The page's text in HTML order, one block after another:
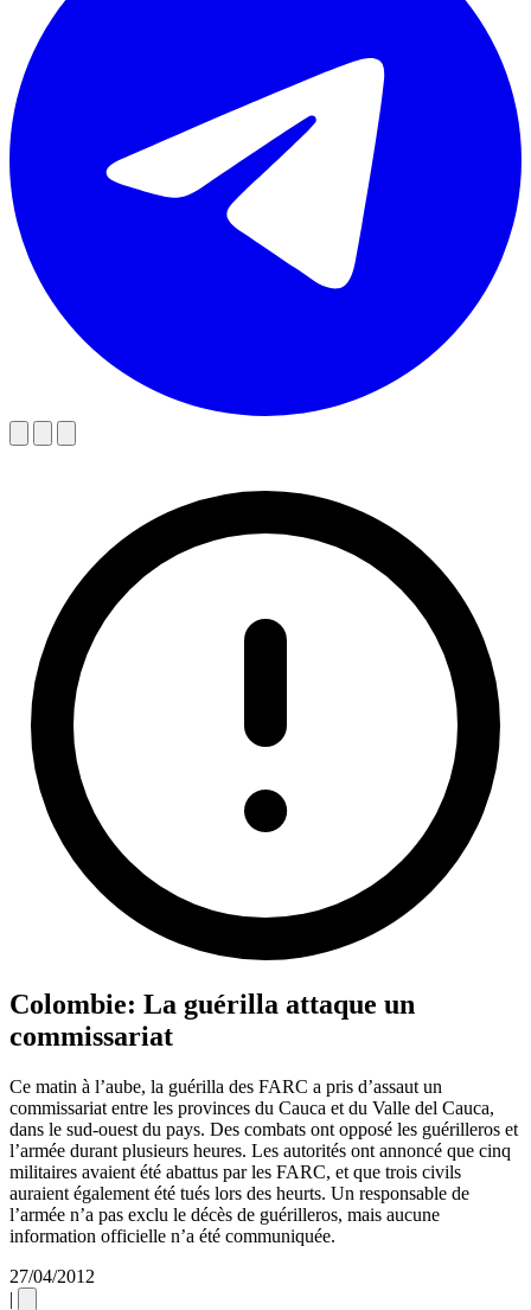
Colombie: La guérilla attaque un
commissariat
Ce matin à l’aube, la guérilla des FARC a pris d’assaut un
commissariat entre les provinces du Cauca et du Valle del Cauca,
dans le sud-ouest du pays. Des combats ont opposé les guérilleros et
l’armée durant plusieurs heures. Les autorités ont annoncé que cinq
militaires avaient été abattus par les FARC, et que trois civils
auraient également été tués lors des heurts. Un responsable de
l’armée n’a pas exclu le décès de guérilleros, mais aucune
information officielle n’a été communiquée.
27/04/2012
|